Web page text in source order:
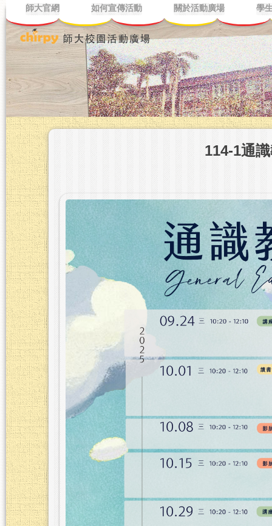
師大官網 如何宣傳活動 關於活動廣場 學
114-1通